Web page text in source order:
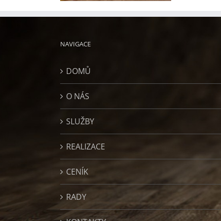
NAVIGACE
DOMŮ
O NÁS
SLUŽBY
REALIZACE
CENÍK
RADY